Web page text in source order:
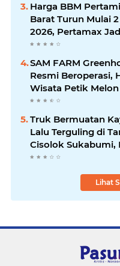
Harga BBM
Barat Turun Mulai
2026, Pertamax
per Liter, Cek Daftar
SAM FARM
Resmi Beroperasi,
Wisata Petik
dan Edukasi
di Sukabumi
Truk Bermuatan
Lalu Terguling di
Cisolok Sukabumi,
Diduga Tak Kuat
Lihat